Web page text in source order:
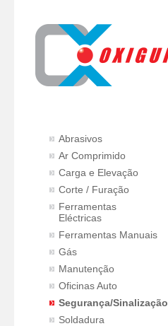
Abrasivos
Ar Comprimido
Carga e Elevação
Corte / Furação
Ferramentas
Eléctricas
Ferramentas Manuais
Gás
Manutenção
Oficinas Auto
Segurança/Sinalização
Soldadura